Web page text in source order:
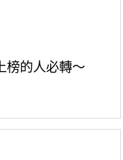
榜的人必轉～